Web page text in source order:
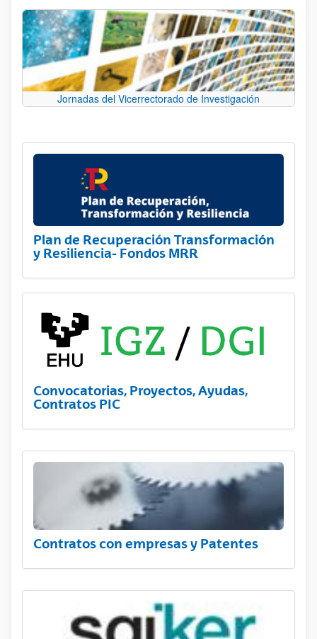
Jornadas del Vicerrectorado de Investigación
Plan de Recuperación Transformación
y Resiliencia- Fondos MRR
Convocatorias, Proyectos, Ayudas,
Contratos PIC
Contratos con empresas y Patentes